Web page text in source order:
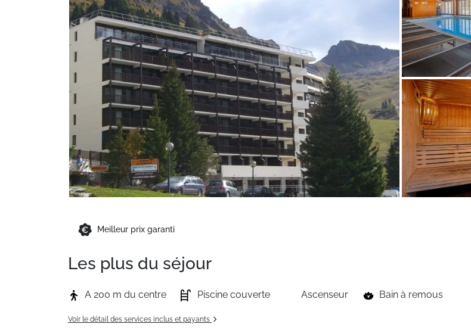
Meilleur prix garanti
Les plus du séjour
A 200 m du centre Piscine couverte Ascenseur Bain à remous
Voir le détail des services inclus et payants